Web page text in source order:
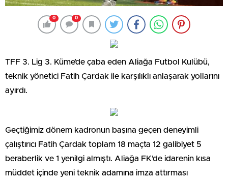
0 0
TFF 3. Lig 3. Küme’de çaba eden Aliağa Futbol Kulübü,
teknik yönetici Fatih Çardak ile karşılıklı anlaşarak yollarını
ayırdı.
Geçtiğimiz dönem kadronun başına geçen deneyimli
çalıştırıcı Fatih Çardak toplam 18 maçta 12 galibiyet 5
beraberlik ve 1 yenilgi almıştı. Aliağa FK’de idarenin kısa
müddet içinde yeni teknik adamına imza attırması